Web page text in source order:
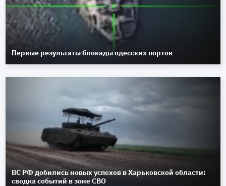
Первые результаты блокады одесских портов
ВС РФ добились новых успехов в Харьковской области:
сводка событий в зоне СВО